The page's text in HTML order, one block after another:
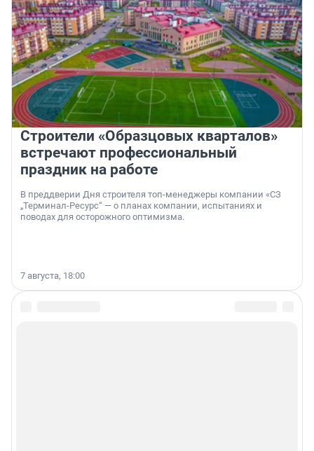
Строители «Образцовых кварталов»
встречают профессиональный
праздник на работе
В преддверии Дня строителя топ-менеджеры компании «СЗ
„Терминал-Ресурс“ — о планах компании, испытаниях и
поводах для осторожного оптимизма.
7 августа, 18:00